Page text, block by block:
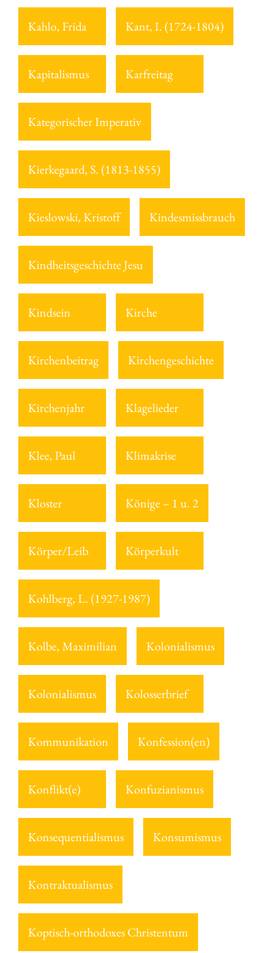
Kahlo, Frida Kant, I. (1724-1804)
Kapitalismus Karfreitag
Kategorischer Imperativ
Kierkegaard, S. (1813-1855)
Kieslowski, Kristoff Kindesmissbrauch
Kindheitsgeschichte Jesu
Kindsein Kirche
Kirchenbeitrag Kirchengeschichte
Kirchenjahr Klagelieder
Klee, Paul Klimakrise
Kloster Könige – 1 u. 2
Körper/Leib Körperkult
Kohlberg, L. (1927-1987)
Kolbe, Maximilian Kolonialismus
Kolonialismus Kolosserbrief
Kommunikation Konfession(en)
Konflikt(e) Konfuzianismus
Konsequentialismus Konsumismus
Kontraktualismus
Koptisch-orthodoxes Christentum